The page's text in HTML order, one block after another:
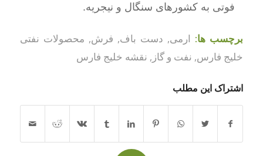
فوتی به کشورهای سنگال و نیجریه.
برچسب ها: ارمی, دست باف, فرش, محصولات نفتی
خلیج فارس, نفت و گاز , نقشه خلیج فارس
اشتراک این مطلب